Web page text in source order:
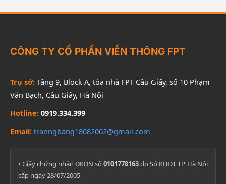
CÔNG TY CỔ PHẦN VIỄN THÔNG FPT
Trụ sở: Tầng 9, Block A, tòa nhà FPT Cầu Giấy, số 10 Phạm
Văn Bạch, Cầu Giấy, Hà Nội
Hotline: 0919.334.399
Email: tranngbang18082002@gmail.com
• Giấy chứng nhận ĐKDN số 0101778163do Sở KHĐT TP. Hà Nội
cấp ngày 28/07/2005